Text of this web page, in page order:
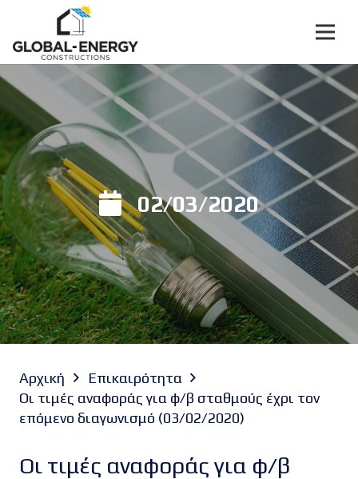
02/03/2020
Αρχική
Επικαιρότητα
Οι τιμές αναφοράς για φ/β σταθμούς έχρι τον
επόμενο διαγωνισμό (03/02/2020)
Οι τιμές αναφοράς για φ/β